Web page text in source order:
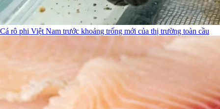
Cá rô phi Việt Nam trước khoảng trống mới của thị trường toàn cầu